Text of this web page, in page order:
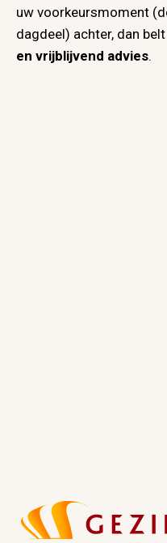
uw voorkeursmoment
dagdeel) achter, dan
en vrijblijvend advies.